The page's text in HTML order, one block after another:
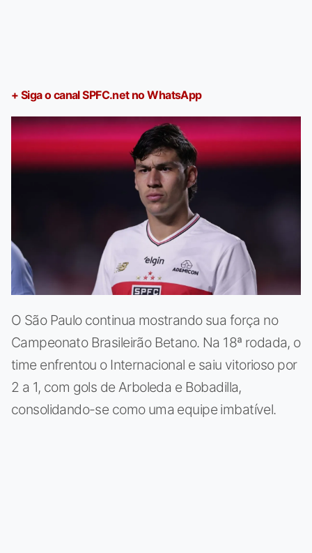
+ Siga o canal SPFC.net no WhatsApp
O São Paulo continua mostrando sua força no
Campeonato Brasileirão Betano. Na 18ª rodada, o
time enfrentou o Internacional e saiu vitorioso por
2 a 1, com gols de Arboleda e Bobadilla,
consolidando-se como uma equipe imbatível.